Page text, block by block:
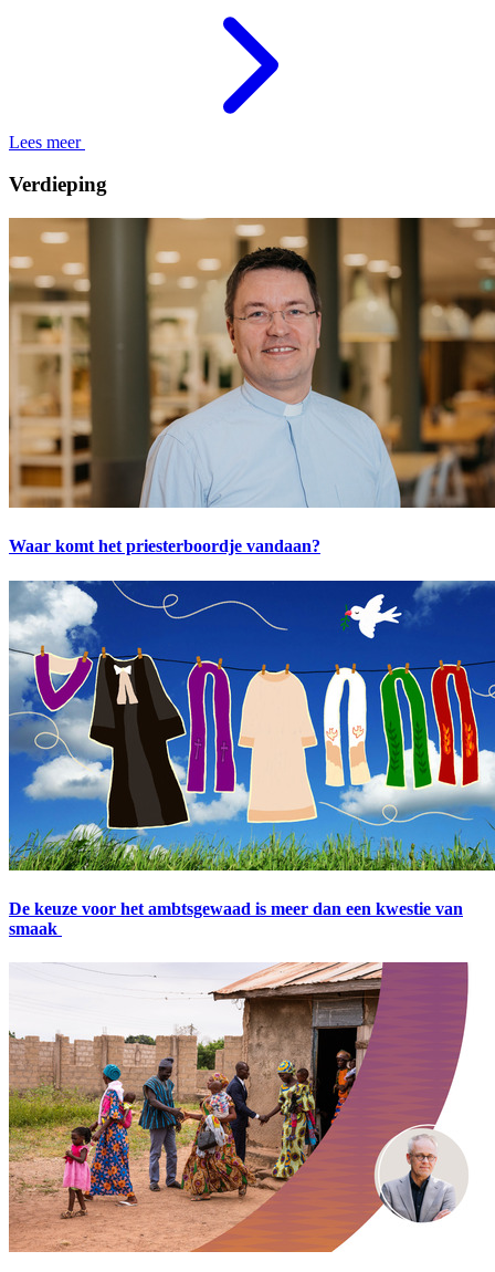
Lees meer
Verdieping
Waar komt het priesterboordje vandaan?
De keuze voor het ambtsgewaad is meer dan een kwestie van
smaak